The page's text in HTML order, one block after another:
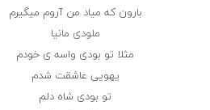
بارون که میاد من آروم میگیرم
ملودی مانیا
مثلا تو بودی واسه ی خودم
یهویی عاشقت شدم
تو بودی شاه دلم